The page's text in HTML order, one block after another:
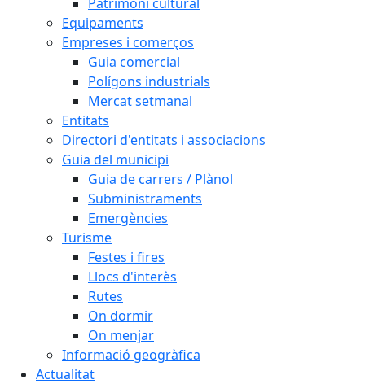
Equipaments
Empreses i comerços
Guia comercial
Polígons industrials
Mercat setmanal
Entitats
Directori d'entitats i associacions
Guia del municipi
Guia de carrers / Plànol
Subministraments
Emergències
Turisme
Festes i fires
Llocs d'interès
Rutes
On dormir
On menjar
Informació geogràfica
Actualitat